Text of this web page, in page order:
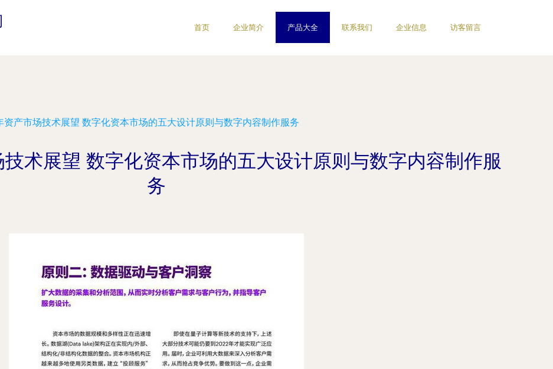
首页 企业简介 产品大全 联系我们 企业信息 访客留言
资产市场技术展望 数字化资本市场的五大设计原则与数字内容制作服务
术展望 数字化资本市场的五大设计原则与数字内容制作服
务